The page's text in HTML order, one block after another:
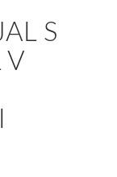
S
V